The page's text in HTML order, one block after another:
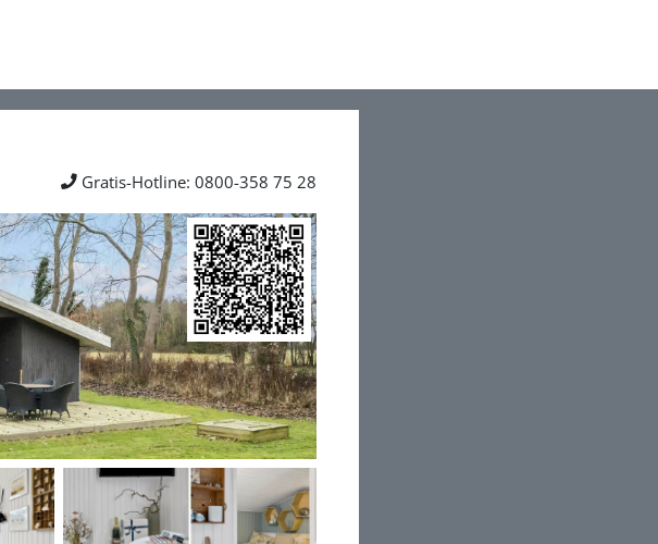
Gratis-Hotline: 0800-358 75 28